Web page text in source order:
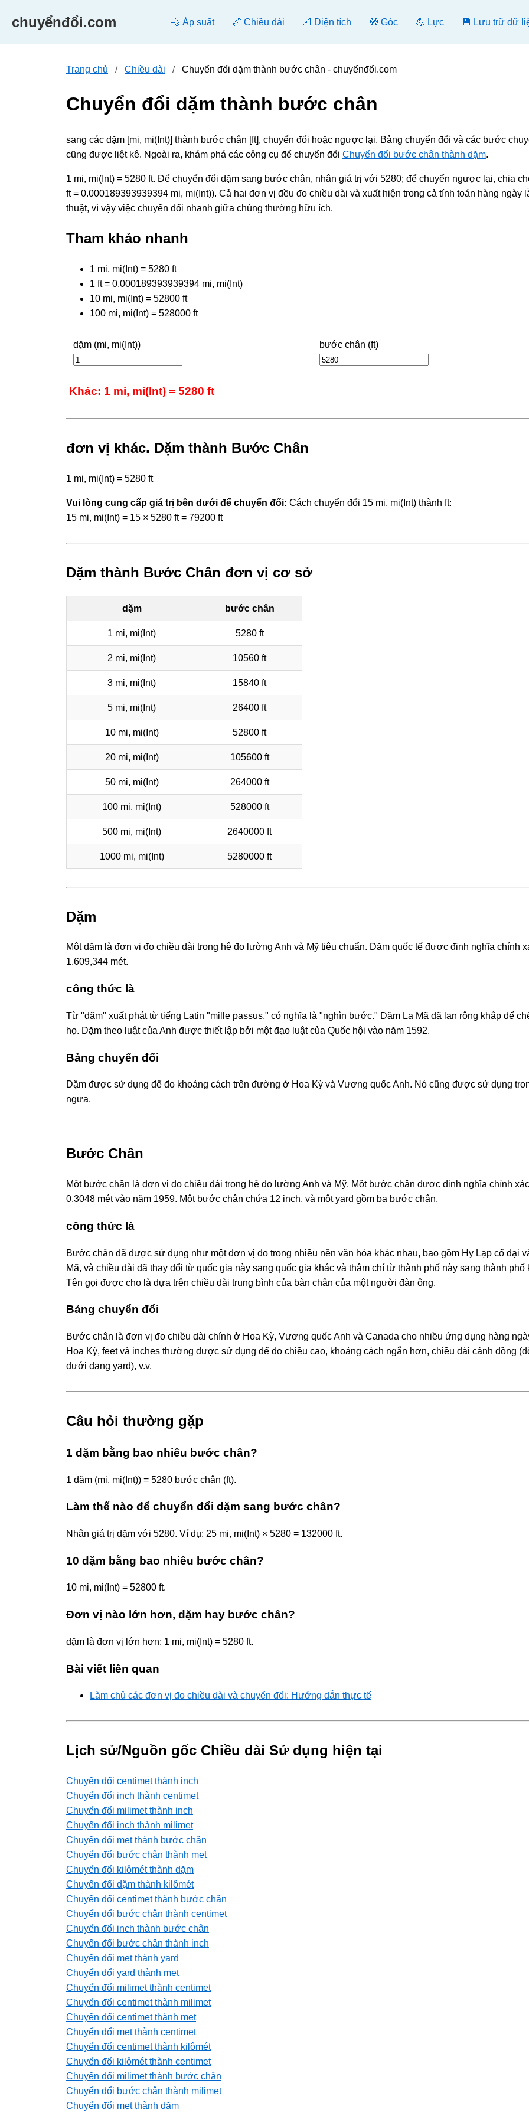
chuyểnđổi.com 💨 Áp suất 📏 Chiều dài 📐 Diện tích 🧭 Góc 💪 Lực 💾 Lưu trữ dữ
Trang chủ Chiều dài Chuyển đổi dặm thành bước chân - chuyểnđổi.com
Chuyển đổi dặm thành bước chân
sang các dặm [mi, mi(Int)] thành bước chân [ft], chuyển đổi hoặc ngược lại. Bảng chuyển đổi và các bước
cũng được liệt kê. Ngoài ra, khám phá các công cụ để chuyển đổi Chuyển đổi bước chân thành dặm.
1 mi, mi(Int) = 5280 ft. Để chuyển đổi dặm sang bước chân, nhân giá trị với 5280; để chuyển ngược lại, chia
ft = 0.000189393939394 mi, mi(Int)). Cả hai đơn vị đều đo chiều dài và xuất hiện trong cả tính toán hàng ngày
thuật, vì vậy việc chuyển đổi nhanh giữa chúng thường hữu ích.
Tham khảo nhanh
1 mi, mi(Int) = 5280 ft
1 ft = 0.000189393939394 mi, mi(Int)
10 mi, mi(Int) = 52800 ft
100 mi, mi(Int) = 528000 ft
dặm (mi, mi(Int)) bước chân (ft)
Khác: 1 mi, mi(Int) = 5280 ft
đơn vị khác. Dặm thành Bước Chân
1 mi, mi(Int) = 5280 ft
Vui lòng cung cấp giá trị bên dưới để chuyển đổi: Cách chuyển đổi 15 mi, mi(Int) thành ft:
15 mi, mi(Int) = 15 × 5280 ft = 79200 ft
Dặm thành Bước Chân đơn vị cơ sở
dặm bước chân
1 mi, mi(Int) 5280 ft
2 mi, mi(Int) 10560 ft
3 mi, mi(Int) 15840 ft
5 mi, mi(Int) 26400 ft
10 mi, mi(Int) 52800 ft
20 mi, mi(Int) 105600 ft
50 mi, mi(Int) 264000 ft
100 mi, mi(Int) 528000 ft
500 mi, mi(Int) 2640000 ft
1000 mi, mi(Int) 5280000 ft
Dặm
Một dặm là đơn vị đo chiều dài trong hệ đo lường Anh và Mỹ tiêu chuẩn. Dặm quốc tế được định nghĩa chính
1.609,344 mét.
công thức là
Từ "dặm" xuất phát từ tiếng Latin "mille passus," có nghĩa là "nghìn bước." Dặm La Mã đã lan rộng khắp đế
họ. Dặm theo luật của Anh được thiết lập bởi một đạo luật của Quốc hội vào năm 1592.
Bảng chuyển đổi
Dặm được sử dụng để đo khoảng cách trên đường ở Hoa Kỳ và Vương quốc Anh. Nó cũng được sử dụng
ngựa.
Bước Chân
Một bước chân là đơn vị đo chiều dài trong hệ đo lường Anh và Mỹ. Một bước chân được định nghĩa chính
0.3048 mét vào năm 1959. Một bước chân chứa 12 inch, và một yard gồm ba bước chân.
công thức là
Bước chân đã được sử dụng như một đơn vị đo trong nhiều nền văn hóa khác nhau, bao gồm Hy Lạp cổ đại
Mã, và chiều dài đã thay đổi từ quốc gia này sang quốc gia khác và thậm chí từ thành phố này sang thành phố
Tên gọi được cho là dựa trên chiều dài trung bình của bàn chân của một người đàn ông.
Bảng chuyển đổi
Bước chân là đơn vị đo chiều dài chính ở Hoa Kỳ, Vương quốc Anh và Canada cho nhiều ứng dụng hàng
Hoa Kỳ, feet và inches thường được sử dụng để đo chiều cao, khoảng cách ngắn hơn, chiều dài cánh đồng
dưới dạng yard), v.v.
Câu hỏi thường gặp
1 dặm bằng bao nhiêu bước chân?
1 dặm (mi, mi(Int)) = 5280 bước chân (ft).
Làm thế nào để chuyển đổi dặm sang bước chân?
Nhân giá trị dặm với 5280. Ví dụ: 25 mi, mi(Int) × 5280 = 132000 ft.
10 dặm bằng bao nhiêu bước chân?
10 mi, mi(Int) = 52800 ft.
Đơn vị nào lớn hơn, dặm hay bước chân?
dặm là đơn vị lớn hơn: 1 mi, mi(Int) = 5280 ft.
Bài viết liên quan
Làm chủ các đơn vị đo chiều dài và chuyển đổi: Hướng dẫn thực tế
Lịch sử/Nguồn gốc Chiều dài Sử dụng hiện tại
Chuyển đổi centimet thành inch
Chuyển đổi inch thành centimet
Chuyển đổi milimet thành inch
Chuyển đổi inch thành milimet
Chuyển đổi met thành bước chân
Chuyển đổi bước chân thành met
Chuyển đổi kilômét thành dặm
Chuyển đổi dặm thành kilômét
Chuyển đổi centimet thành bước chân
Chuyển đổi bước chân thành centimet
Chuyển đổi inch thành bước chân
Chuyển đổi bước chân thành inch
Chuyển đổi met thành yard
Chuyển đổi yard thành met
Chuyển đổi milimet thành centimet
Chuyển đổi centimet thành milimet
Chuyển đổi centimet thành met
Chuyển đổi met thành centimet
Chuyển đổi centimet thành kilômét
Chuyển đổi kilômét thành centimet
Chuyển đổi milimet thành bước chân
Chuyển đổi bước chân thành milimet
Chuyển đổi met thành dặm